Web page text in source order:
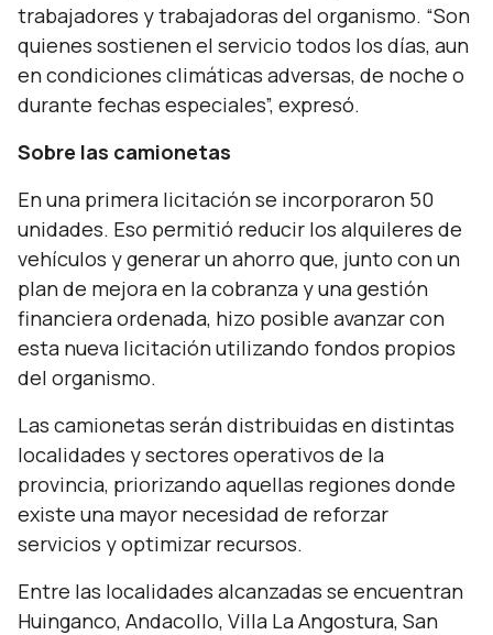
trabajadores y trabajadoras del organismo. “Son
quienes sostienen el servicio todos los días, aun
en condiciones climáticas adversas, de noche o
durante fechas especiales”, expresó.
Sobre las camionetas
En una primera licitación se incorporaron 50
unidades. Eso permitió reducir los alquileres de
vehículos y generar un ahorro que, junto con un
plan de mejora en la cobranza y una gestión
financiera ordenada, hizo posible avanzar con
esta nueva licitación utilizando fondos propios
del organismo.
Las camionetas serán distribuidas en distintas
localidades y sectores operativos de la
provincia, priorizando aquellas regiones donde
existe una mayor necesidad de reforzar
servicios y optimizar recursos.
Entre las localidades alcanzadas se encuentran
Huinganco, Andacollo, Villa La Angostura, San